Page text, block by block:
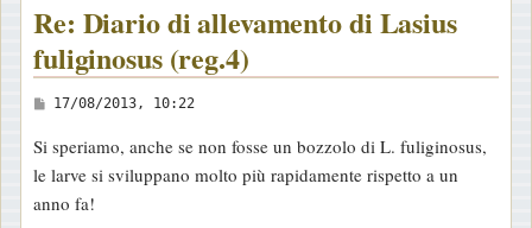
Re: Diario di allevamento di Lasius
fuliginosus (reg.4)
M
s
s
a
17/08/2013, 10:22
Si speriamo, anche se non fosse un bozzolo di L. fuliginosus,
le larve si sviluppano molto più rapidamente rispetto a un
anno fa!